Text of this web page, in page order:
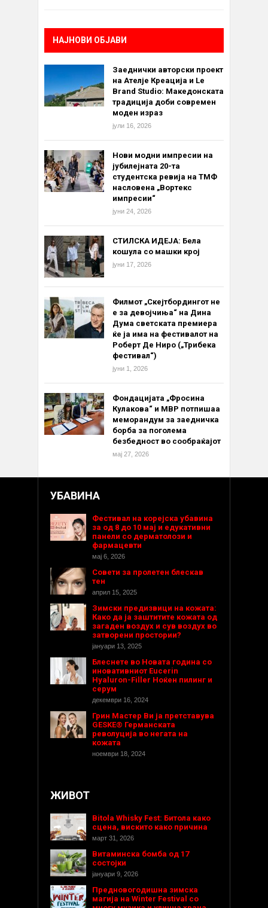
НАЈНОВИ ОБЈАВИ
Заеднички авторски проект
на Ателје Креација и Le
Brand Studio: Македонската
традиција доби современ
моден израз
јули 16, 2026
Нови модни импресии на
јубилејната 20-та
студентска ревија на ТМФ
насловена „Вортекс
импресии“
јуни 24, 2026
СТИЛСКА ИДЕЈА: Бела
кошула со машки крој
јуни 17, 2026
Филмот „Скејтбордингот не
е за девојчиња“ на Дина
Дума светската премиера
ќе ја има на фестивалот на
Роберт Де Ниро („Трибека
фестивал“)
јуни 1, 2026
Фондацијата „Фросина
Кулакова“ и МВР потпишаа
меморандум за заедничка
борба за поголема
безбедност во сообраќајот
мај 27, 2026
УБАВИНА
Фестивал на корејска убавина
за од 8 до 10 мај и едукативни
панели со дерматолози и
фармацевти
мај 6, 2026
Совети за пролетен блескав
тен
април 15, 2025
Зимски предизвици на кожата:
Како да ја заштитите кожата од
загаден воздух и сув воздух во
затворени простории?
јануари 13, 2025
Блеснете во Новата година со
иновативниот Eucerin
Hyaluron-Filler Ноќен пилинг и
серум
декември 16, 2024
Грин Мастер Ви ја претставува
GESKE® Германската
револуција во негата на
кожата
ноември 18, 2024
ЖИВОТ
Bitola Whisky Fest: Битола како
сцена, вискито како причина
март 31, 2026
Витаминска бомба од 17
состојки
јануари 9, 2026
Предновогодишнa зимска
магија на Winter Festival со